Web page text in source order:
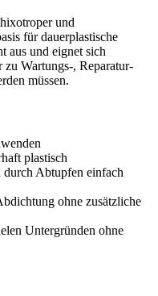
und
für dauerplastische
aus und eignet sich
zu Wartungs-, Reparatur-
müssen.
plastisch
durch Abtupfen einfach
ohne zusätzliche
Untergründen ohne